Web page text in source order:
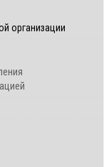
организации